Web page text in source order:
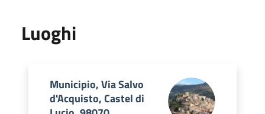
Luoghi
Municipio, Via Salvo
d'Acquisto, Castel di